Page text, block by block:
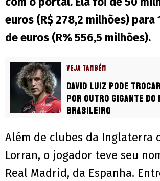
euros (R$ 278,2 milhões) para
de euros (R% 556,5 milhões).
VEJA TAMBÉM
David Luiz pode
por outro gigante
brasileiro
Além de clubes da Inglaterra
Lorran, o jogador teve seu
Real Madrid, da Espanha.